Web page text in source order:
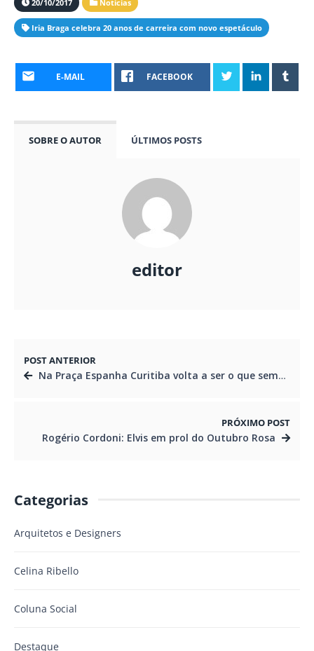
20/10/2017 Notícias
Iria Braga celebra 20 anos de carreira com novo espetáculo
E-MAIL FACEBOOK
SOBRE O AUTOR ÚLTIMOS POSTS
editor
POST ANTERIOR
Na Praça Espanha Curitiba volta a ser o que sempre foi
PRÓXIMO POST
Rogério Cordoni: Elvis em prol do Outubro Rosa
Categorias
Arquitetos e Designers
Celina Ribello
Coluna Social
Destaque